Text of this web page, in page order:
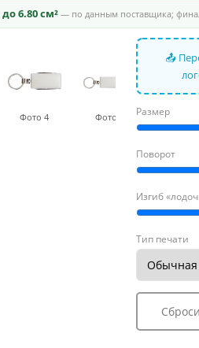
до 6.80 см²— по данным поставщика;
Фото 4 Фото 5
📤
Размер
Поворот
Изгиб
Тип печати